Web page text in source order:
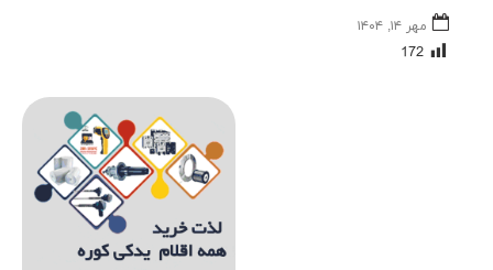
مهر ۱۴, ۱۴۰۴
172